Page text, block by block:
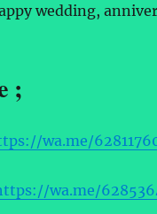
wedding,
;
wa.me/
wa.me/